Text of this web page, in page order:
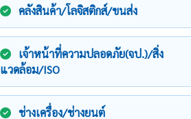
คลังสินค้า/โลจิสติกส์/ขนส่ง
เจ้าหน้าที่ความปลอดภัย(จป.)/สิ่ง
แวดล้อม/ISO
ช่างเครื่อง/ช่างยนต์